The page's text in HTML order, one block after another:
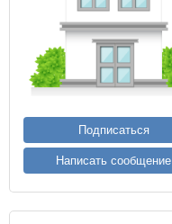
Подписаться
Написать сообщение